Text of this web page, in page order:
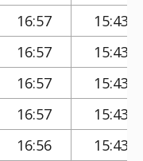
16:57
15:43
16:57
15:43
16:57
15:43
16:57
15:43
16:56
15:43